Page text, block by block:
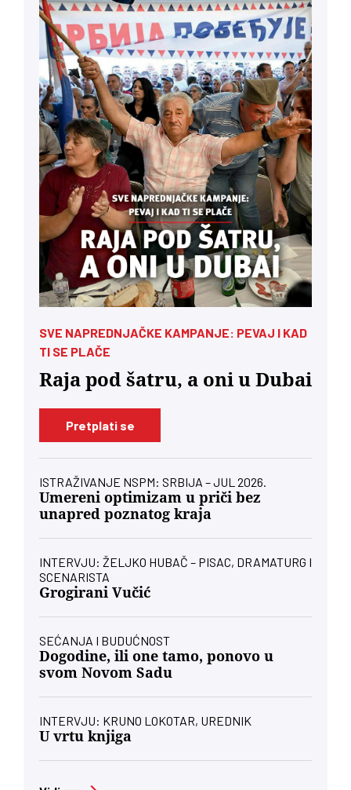
SVE NAPREDNJAČKE KAMPANJE: PEVAJ I KAD
TI SE PLAČE
Raja pod šatru, a oni u Dubai
Pretplati se
ISTRAŽIVANJE NSPM: SRBIJA – JUL 2026.
Umereni optimizam u priči bez
unapred poznatog kraja
INTERVJU: ŽELJKO HUBAČ – PISAC, DRAMATURG I
SCENARISTA
Grogirani Vučić
SEĆANJA I BUDUĆNOST
Dogodine, ili one tamo, ponovo u
svom Novom Sadu
INTERVJU: KRUNO LOKOTAR, UREDNIK
U vrtu knjiga